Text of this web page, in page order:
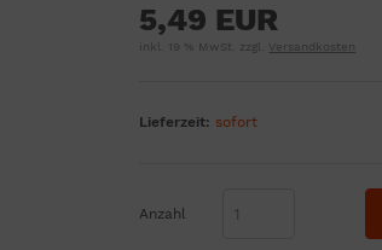
5,49 EUR
inkl. 19 % MwSt. zzgl. Versandkosten
Lieferzeit: sofort
Anzahl